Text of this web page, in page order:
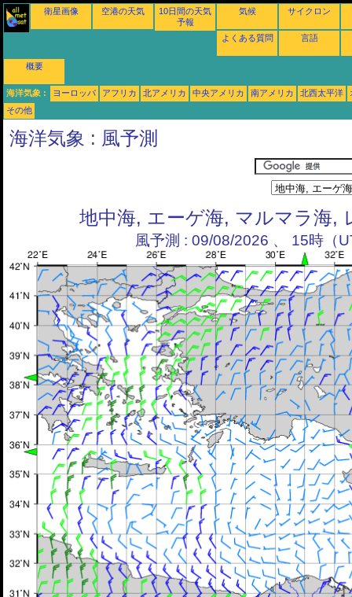
衛星画像 空港の天気
10日間の天気
予報
気候 サイクロン
よくある質問 言語
概要
海洋気象 : ヨーロッパ アフリカ 北アメリカ 中央アメリカ 南アメリカ 北西太平洋
その他
海洋気象 : 風予測
地中海, エーゲ海, マルマラ海,
風予測 : 09/08/2026 、 15時（